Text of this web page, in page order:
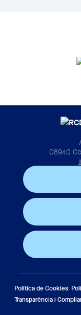
08940
Política de Cookies
Transparència i